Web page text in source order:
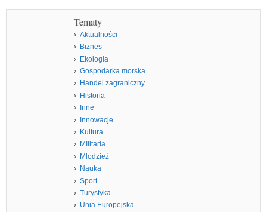
Tematy
Aktualności
Biznes
Ekologia
Gospodarka morska
Handel zagraniczny
Historia
Inne
Innowacje
Kultura
MIlitaria
Młodzież
Nauka
Sport
Turystyka
Unia Europejska